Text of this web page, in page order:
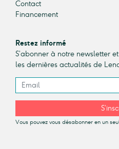
Contact
Financement
Restez informé
S’abonner à notre newsletter
les dernières actualités de
Vous pouvez vous désabonner en un